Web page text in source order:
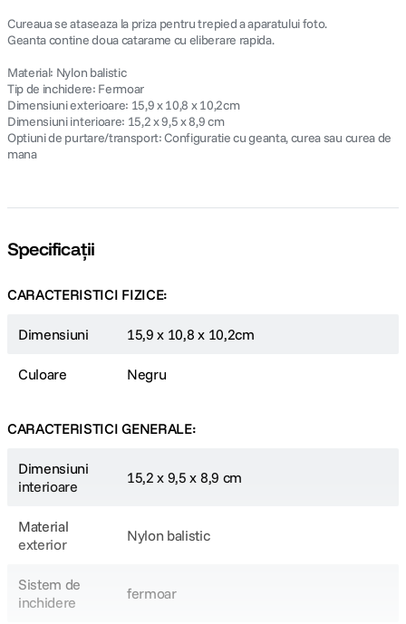
Cureaua se ataseaza la priza pentru trepied a aparatului foto.
Geanta contine doua catarame cu eliberare rapida.
Material: Nylon balistic
Tip de inchidere: Fermoar
Dimensiuni exterioare: 15,9 x 10,8 x 10,2cm
Dimensiuni interioare: 15,2 x 9,5 x 8,9 cm
Optiuni de purtare/transport: Configuratie cu geanta, curea sau curea de
mana
Specificații
CARACTERISTICI FIZICE:
Dimensiuni 15,9 x 10,8 x 10,2cm
Culoare Negru
CARACTERISTICI GENERALE:
Dimensiuni
interioare
15,2 x 9,5 x 8,9 cm
Material
exterior
Nylon balistic
Sistem de
inchidere
fermoar